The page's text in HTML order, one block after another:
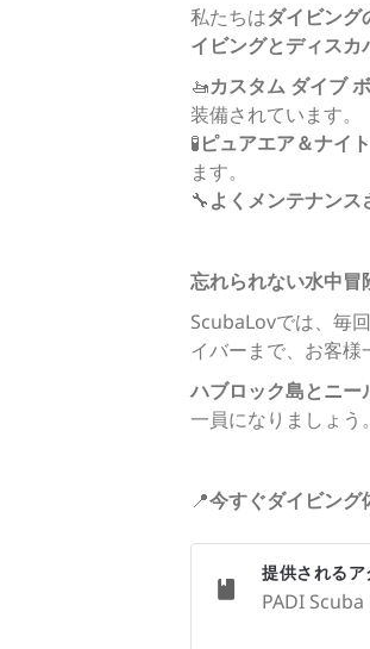
私たちはダイビング
イビングとディス
🚤カスタム ダイブ
装備されています。
🧪ピュアエア＆ナイ
ます。
🔧よくメンテナン
忘れられない水中冒
ScubaLovでは、毎
イバーまで、お客様
ハブロック島とニー
一員になりましょう。
📍今すぐダイビング
提供されるア
PADI